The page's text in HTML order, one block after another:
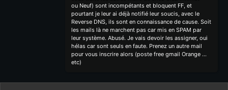
ou Neuf) sont incompétants et bloquent FF, et
pourtant je leur ai déjà notifié leur soucis, avec le
Reverse DNS, ils sont en connaissance de cause. Soit
les mails là ne marchent pas car mis en SPAM par
leur système. Abusé. Je vais devoir les assigner, oui
hélas car sont seuls en faute. Prenez un autre mail
pour vous inscrire alors (poste free gmail Orange ...
etc)